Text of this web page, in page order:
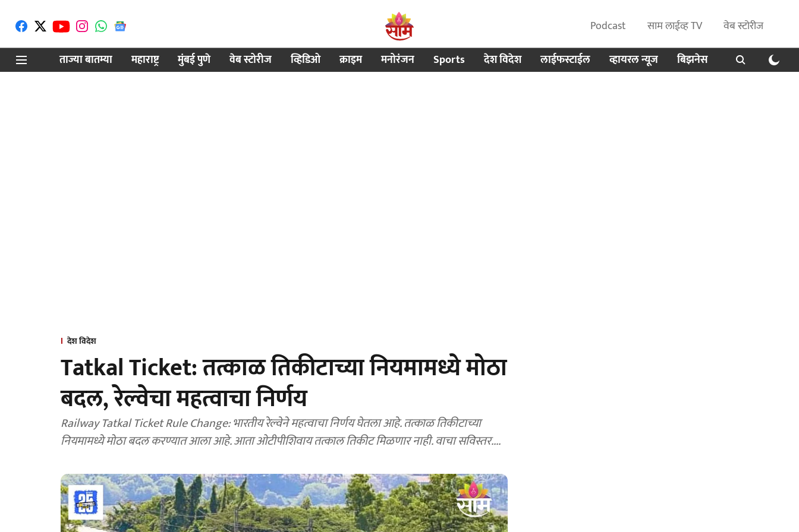
Podcast साम लाईव्ह TV
वेब स्टोरीज
ताज्या बातम्या
महाराष्ट्र मुंबई पुणे वेब स्टोरीज व्हिडिओ क्राइम मनोरंजन Sports देश विदेश लाईफस्टाईल व्हायरल न्यूज बिझनेस
देश विदेश
Tatkal Ticket: तत्काळ तिकीटाच्या नियमामध्ये मोठा
बदल, रेल्वेचा महत्वाचा निर्णय
Railway Tatkal Ticket Rule Change: भारतीय रेल्वेने महत्वाचा निर्णय घेतला आहे. तत्काळ तिकीटाच्या
नियमामध्ये मोठा बदल करण्यात आला आहे. आता ओटीपीशिवाय तत्काल तिकीट मिळणार नाही. वाचा सविस्तर....